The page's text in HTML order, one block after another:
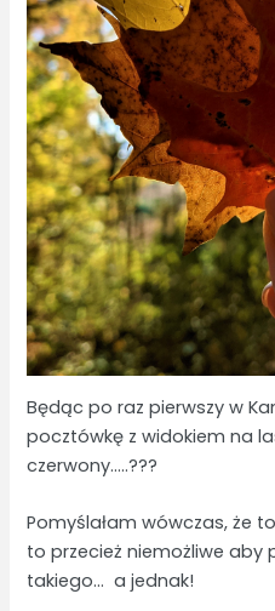
Będąc po raz pierwszy w
pocztówkę z widokiem na
czerwony…..???
Pomyślałam wówczas, że
to przecież niemożliwe aby
takiego… a jednak!